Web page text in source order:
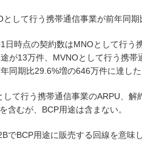
として行う携帯通信事業が前年同期
日時点の契約数はMNOとして行う
が13万件、MVNOとして行う携
同期比29.6%増の646万件に達した
して行う携帯通信事業のARPU、
含むが、BCP用途は含まない。
でBCP用途に販売する回線を意味